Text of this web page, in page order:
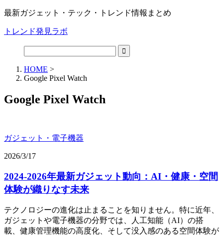
最新ガジェット・テック・トレンド情報まとめ
トレンド発見ラボ
HOME >
Google Pixel Watch
Google Pixel Watch
ガジェット・電子機器
2026/3/17
2024-2026年最新ガジェット動向：AI・健康・空間
体験が織りなす未来
テクノロジーの進化は止まることを知りません。特に近年、
ガジェットや電子機器の分野では、人工知能（AI）の搭
載、健康管理機能の高度化、そして没入感のある空間体験が